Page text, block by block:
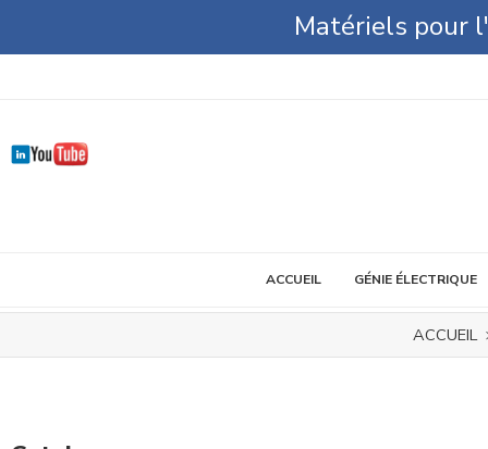
Matériels pour
ACCUEIL GÉNIE ÉLECTRIQUE
ACCUEIL